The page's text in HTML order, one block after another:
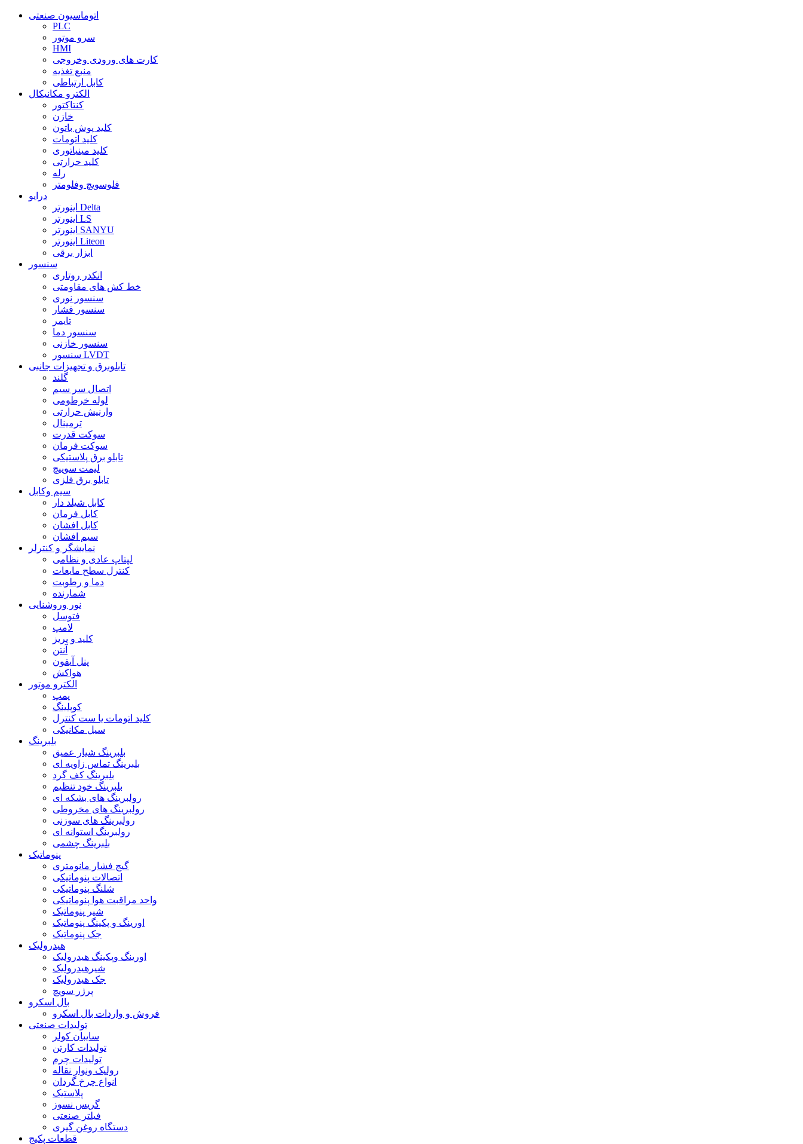
اتوماسیون صنعتی
PLC
سرو موتور
HMI
کارت های ورودی وخروجی
منبع تغذیه
کابل ارتباطی
الکترو مکانیکال
کنتاکتور
خازن
کلید پوش باتون
کلید اتومات
کلید مینیاتوری
کلید حرارتی
رله
فلوسویچ وفلومتر
درایو
اینورتر Delta
اینورتر LS
اینورتر SANYU
اینورتر Liteon
ابزار برقی
سنسور
انکدر روتاری
خط کش های مقاومتی
سنسور نوری
سنسور فشار
تایمر
سنسور دما
سنسور خازنی
سنسور LVDT
تابلوبرق و تجهیزات جانبی
گلند
اتصال سر سیم
لوله خرطومی
وارنیش حرارتی
ترمینال
سوکت قدرت
سوکت فرمان
تابلو برق پلاستیکی
لیمت سوییچ
تابلو برق فلزی
سیم وکابل
کابل شیلد دار
کابل فرمان
کابل افشان
سیم افشان
نمایشگر و کنترلر
لپتاپ عادی و نظامی
کنترل سطح مایعات
دما و رطوبت
شمارنده
نور وروشنایی
فتوسل
لامپ
کلید و پریز
آنتن
پنل آیفون
هواکش
الکترو موتور
پمپ
کوپلینگ
کلید اتومات یا ست کنترل
سیل مکانیکی
بلبرینگ
بلبرینگ شیار عمیق
بلبرینگ تماس زاویه ای
بلبرینگ کف گرد
بلبرینگ خود تنظیم
رولبرینگ های بشکه ای
رولبرینگ های مخروطی
رولبرینگ های سوزنی
رولبرینگ استوانه ای
بلبرینگ چشمی
پنوماتیک
گیج فشار مانومتری
اتصالات پنوماتیکی
شلنگ پنوماتیکی
واحد مراقبت هوا پنوماتیکی
شیر پنوماتیک
اورینگ و پکینگ پنوماتیک
جک پنوماتیک
هیدرولیک
اورینگ وپکینگ هیدرولیک
شیرهیدرولیک
جک هیدرولیک
پرژر سویچ
بال اسکرو
فروش و واردات بال اسکرو
تولیدات صنعتی
سایبان کولر
تولیدات کارتن
تولیدات چرم
رولیک ونوار نقاله
انواع چرخ گردان
پلاستیک
گریس نسوز
فیلتر صنعتی
دستگاه روغن گیری
قطعات پکیج